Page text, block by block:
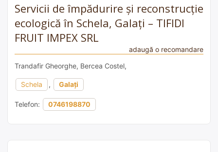
Servicii de împădurire și reconstrucție
ecologică în Schela, Galați – TIFIDI
FRUIT IMPEX SRL
adaugă o recomandare
Trandafir Gheorghe, Bercea Costel,
Schela , Galați
Telefon: 0746198870